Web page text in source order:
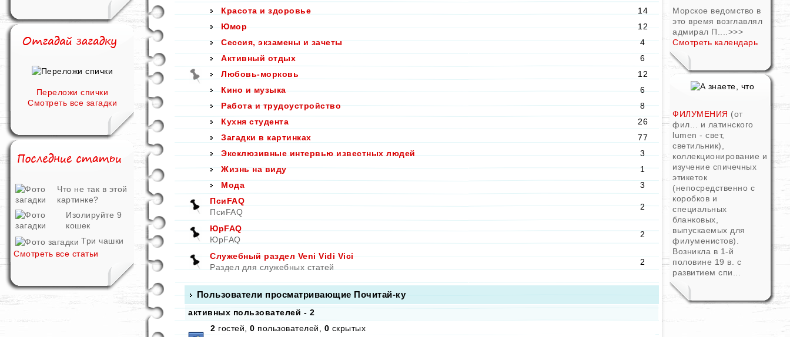
Переложи спички
Смотреть все загадки
Что не так в этой
картинке?
Изолируйте 9
кошек
Три чашки
Смотреть все статьи
Красота и здоровье
14
Юмор
12
Сессия, экзамены и зачеты
4
Активный отдых
6
Любовь-морковь
12
Кино и музыка
6
Работа и трудоустройство
8
Кухня студента
26
Загадки в картинках
77
Эксклюзивные интервью известных людей
3
Жизнь на виду
1
Мода
3
ПсиFAQ
ПсиFAQ
2
ЮрFAQ
ЮрFAQ
2
Служебный раздел Veni Vidi Vici
Раздел для служебных статей
2
Пользователи просматривающие Почитай-ку
активных пользователей - 2
2 гостей, 0 пользователей, 0 скрытых
Морское ведомство в
это время возглавлял
адмирал П.... >>>
Смотреть календарь
ФИЛУМЕНИЯ (от
фил... и латинского
lumen - свет,
светильник),
коллекционирование и
изучение спичечных
этикеток
(непосредственно с
коробков и
специальных
бланковых,
выпускаемых для
филуменистов).
Возникла в 1-й
половине 19 в. с
развитием спи...